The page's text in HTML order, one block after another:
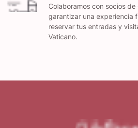
Colaboramos con socios
garantizar una experiencia
reservar tus entradas y
Vaticano.